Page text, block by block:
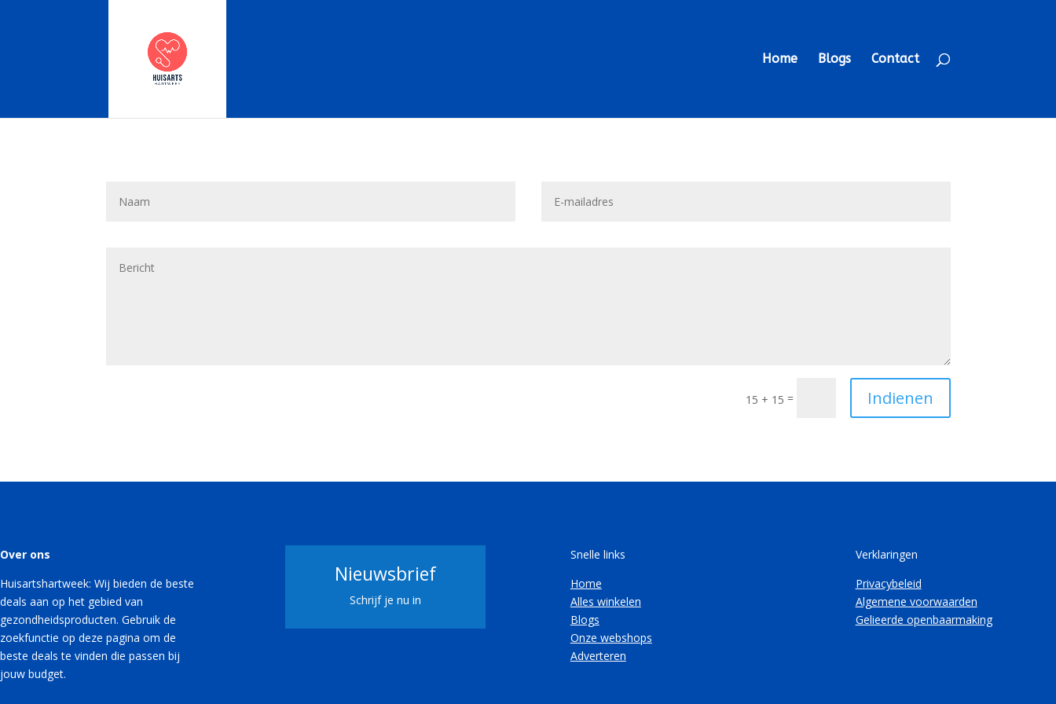
Home Blogs Contact
15 + 15 = Indienen
Over ons
Huisartshartweek: Wij bieden de beste
deals aan op het gebied van
gezondheidsproducten. Gebruik de
zoekfunctie op deze pagina om de
beste deals te vinden die passen bij
jouw budget.
Nieuwsbrief
Schrijf je nu in
Snelle links
Home
Alles winkelen
Blogs
Onze webshops
Adverteren
Verklaringen
Privacybeleid
Algemene voorwaarden
Gelieerde openbaarmaking